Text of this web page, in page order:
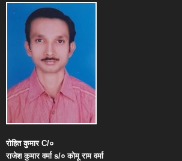
रोहित कुमारC/०
राजेश कुमार वर्माs/० कोमू राम वर्मा